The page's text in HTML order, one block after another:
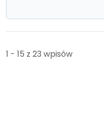
1 - 15 z 23 wpisów